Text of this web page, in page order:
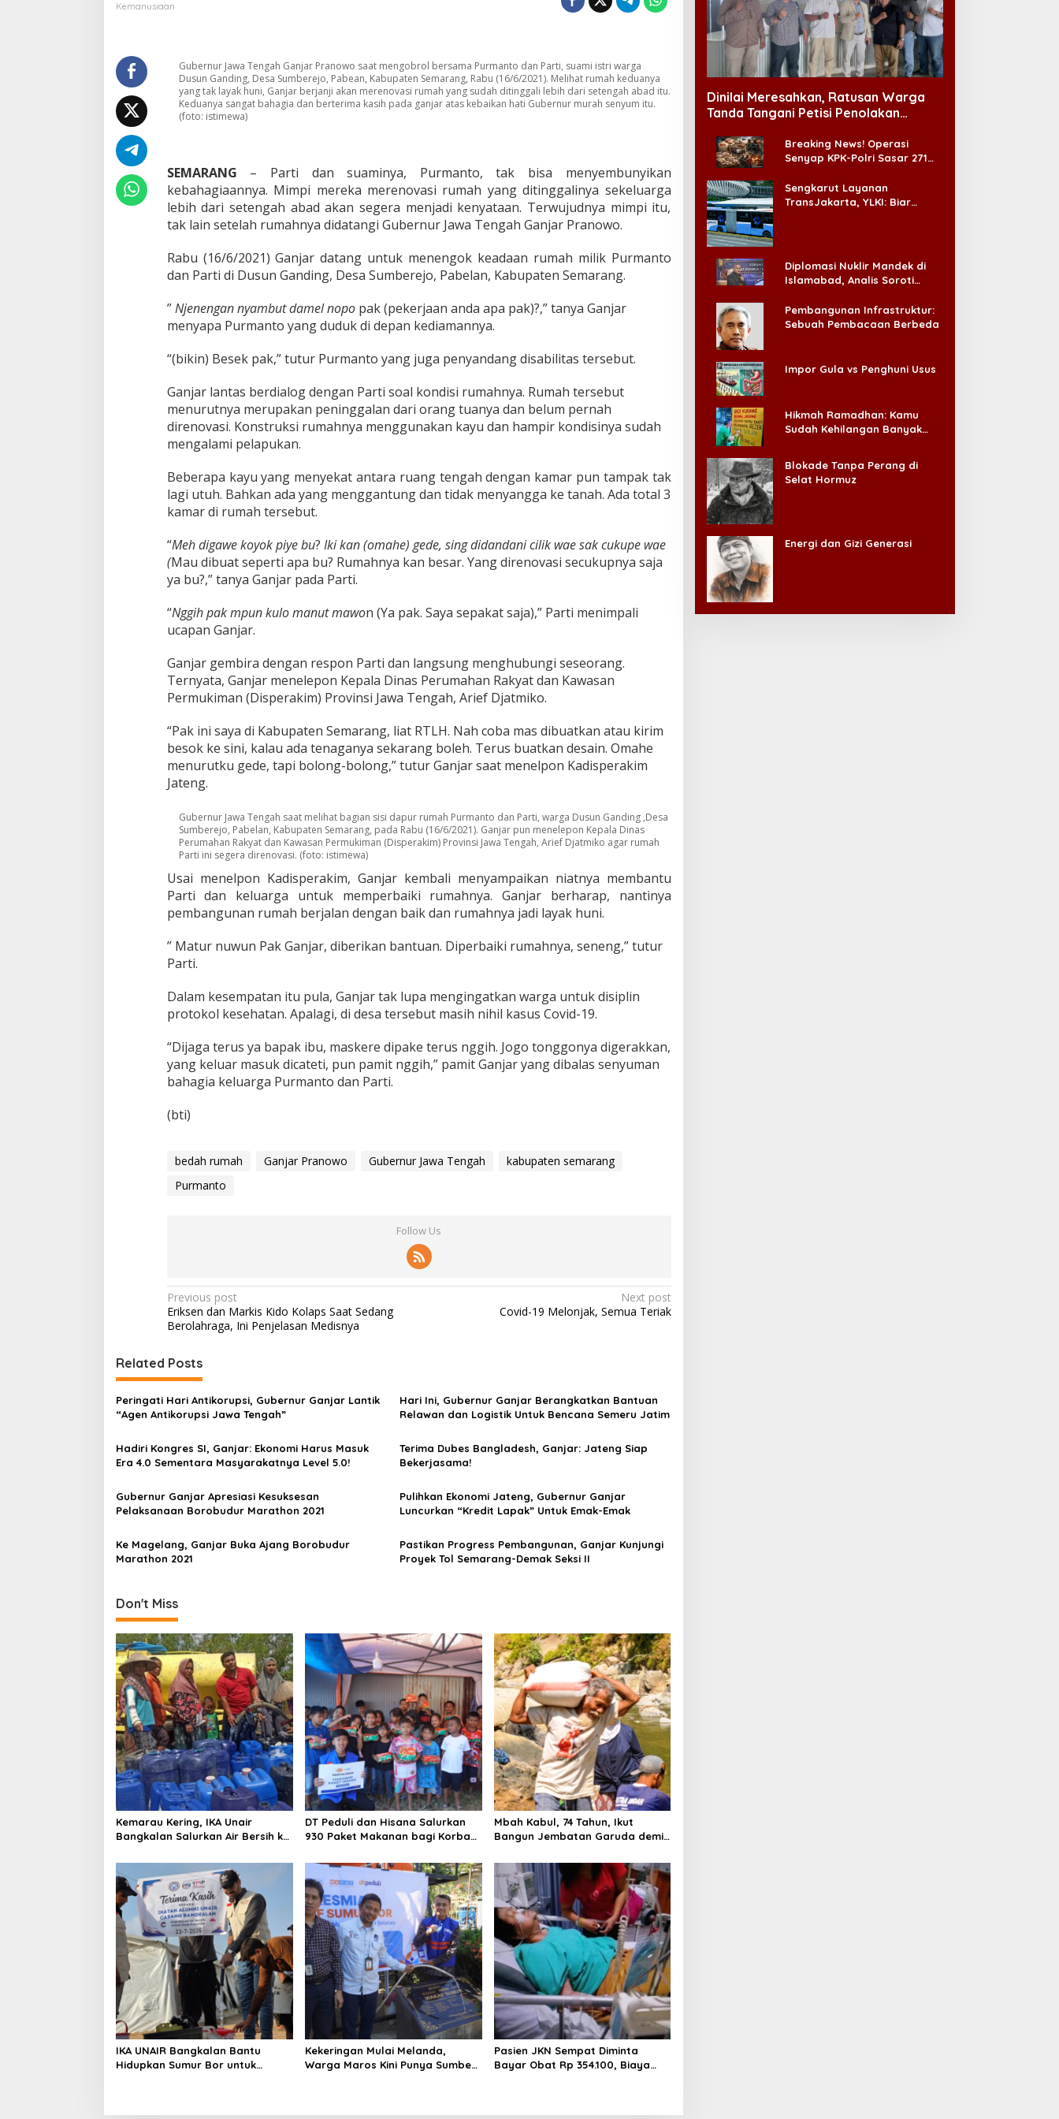
a
y
a
k
,
P
a
r
t
B
a
a
g
i
R
m
a
h
n
A
a
i
r
e
n
v
i
G
u
b
r
n
u
r
n
j
a
r
Kemanusiaan
Gubernur Jawa Tengah Ganjar Pranowo saat mengobrol bersama Purmanto dan Parti, suami istri warga
Dusun Ganding, Desa Sumberejo, Pabean, Kabupaten Semarang, Rabu (16/6/2021). Melihat rumah keduanya
yang tak layak huni, Ganjar berjanji akan merenovasi rumah yang sudah ditinggali lebih dari setengah abad itu.
Keduanya sangat bahagia dan berterima kasih pada ganjar atas kebaikan hati Gubernur murah senyum itu.
(foto: istimewa)
SEMARANG – Parti dan suaminya, Purmanto, tak bisa menyembunyikan
kebahagiaannya. Mimpi mereka merenovasi rumah yang ditinggalinya sekeluarga
lebih dari setengah abad akan segera menjadi kenyataan. Terwujudnya mimpi itu,
tak lain setelah rumahnya didatangi Gubernur Jawa Tengah Ganjar Pranowo.
Rabu (16/6/2021) Ganjar datang untuk menengok keadaan rumah milik Purmanto
dan Parti di Dusun Ganding, Desa Sumberejo, Pabelan, Kabupaten Semarang.
”Njenengan nyambut damel nopo pak (pekerjaan anda apa pak)?,” tanya Ganjar
menyapa Purmanto yang duduk di depan kediamannya.
“(bikin) Besek pak,” tutur Purmanto yang juga penyandang disabilitas tersebut.
Ganjar lantas berdialog dengan Parti soal kondisi rumahnya. Rumah tersebut
menurutnya merupakan peninggalan dari orang tuanya dan belum pernah
direnovasi. Konstruksi rumahnya menggunakan kayu dan hampir kondisinya sudah
mengalami pelapukan.
Beberapa kayu yang menyekat antara ruang tengah dengan kamar pun tampak tak
lagi utuh. Bahkan ada yang menggantung dan tidak menyangga ke tanah. Ada total 3
kamar di rumah tersebut.
“Meh digawe koyok piye bu? Iki kan (omahe) gede, sing didandani cilik wae sak cukupe wae
(Mau dibuat seperti apa bu? Rumahnya kan besar. Yang direnovasi secukupnya saja
ya bu?,” tanya Ganjar pada Parti.
“Nggih pak mpun kulo manut mawon (Ya pak. Saya sepakat saja),” Parti menimpali
ucapan Ganjar.
Ganjar gembira dengan respon Parti dan langsung menghubungi seseorang.
Ternyata, Ganjar menelepon Kepala Dinas Perumahan Rakyat dan Kawasan
Permukiman (Disperakim) Provinsi Jawa Tengah, Arief Djatmiko.
“Pak ini saya di Kabupaten Semarang, liat RTLH. Nah coba mas dibuatkan atau kirim
besok ke sini, kalau ada tenaganya sekarang boleh. Terus buatkan desain. Omahe
menurutku gede, tapi bolong-bolong,” tutur Ganjar saat menelpon Kadisperakim
Jateng.
Gubernur Jawa Tengah saat melihat bagian sisi dapur rumah Purmanto dan Parti, warga Dusun Ganding ,Desa
Sumberejo, Pabelan, Kabupaten Semarang, pada Rabu (16/6/2021). Ganjar pun menelepon Kepala Dinas
Perumahan Rakyat dan Kawasan Permukiman (Disperakim) Provinsi Jawa Tengah, Arief Djatmiko agar rumah
Parti ini segera direnovasi. (foto: istimewa)
Usai menelpon Kadisperakim, Ganjar kembali menyampaikan niatnya membantu
Parti dan keluarga untuk memperbaiki rumahnya. Ganjar berharap, nantinya
pembangunan rumah berjalan dengan baik dan rumahnya jadi layak huni.
” Matur nuwun Pak Ganjar, diberikan bantuan. Diperbaiki rumahnya, seneng,” tutur
Parti.
Dalam kesempatan itu pula, Ganjar tak lupa mengingatkan warga untuk disiplin
protokol kesehatan. Apalagi, di desa tersebut masih nihil kasus Covid-19.
“Dijaga terus ya bapak ibu, maskere dipake terus nggih. Jogo tonggonya digerakkan,
yang keluar masuk dicateti, pun pamit nggih,” pamit Ganjar yang dibalas senyuman
bahagia keluarga Purmanto dan Parti.
(bti)
bedah rumah Ganjar Pranowo Gubernur Jawa Tengah
kabupaten semarang
Purmanto
Follow Us
P
o
t
n
a
i
a
t
i
o
Previous post
Eriksen dan Markis Kido Kolaps Saat Sedang
Berolahraga, Ini Penjelasan Medisnya
Next post
Covid-19 Melonjak, Semua Teriak
Related Posts
Peringati Hari Antikorupsi, Gubernur Ganjar Lantik
“Agen Antikorupsi Jawa Tengah”
Hari Ini, Gubernur Ganjar Berangkatkan Bantuan
Relawan dan Logistik Untuk Bencana Semeru Jatim
Hadiri Kongres SI, Ganjar: Ekonomi Harus Masuk
Era 4.0 Sementara Masyarakatnya Level 5.0!
Terima Dubes Bangladesh, Ganjar: Jateng Siap
Bekerjasama!
Gubernur Ganjar Apresiasi Kesuksesan
Pelaksanaan Borobudur Marathon 2021
Pulihkan Ekonomi Jateng, Gubernur Ganjar
Luncurkan “Kredit Lapak” Untuk Emak-Emak
Ke Magelang, Ganjar Buka Ajang Borobudur
Marathon 2021
Pastikan Progress Pembangunan, Ganjar Kunjungi
Proyek Tol Semarang-Demak Seksi II
Don't Miss
Kemarau Kering, IKA Unair
Bangkalan Salurkan Air Bersih ke
DT Peduli dan Hisana Salurkan
930 Paket Makanan bagi Korban
Mbah Kabul, 74 Tahun, Ikut
Bangun Jembatan Garuda demi
IKA UNAIR Bangkalan Bantu
Hidupkan Sumur Bor untuk
Kekeringan Mulai Melanda,
Warga Maros Kini Punya Sumber
Pasien JKN Sempat Diminta
Bayar Obat Rp 354.100, Biaya
Dinilai Meresahkan, Ratusan Warga
Tanda Tangani Petisi Penolakan
Breaking News! Operasi
Senyap KPK-Polri Sasar 271
Ada ‘Badai Pemeriksaan’
Sengkarut Layanan
TransJakarta, YLKI: Biar
Diplomasi Nuklir Mandek di
Islamabad, Analis Soroti
Pembangunan Infrastruktur:
Sebuah Pembacaan Berbeda
Impor Gula vs Penghuni Usus
Hikmah Ramadhan: Kamu
Sudah Kehilangan Banyak
Blokade Tanpa Perang di
Selat Hormuz
Energi dan Gizi Generasi